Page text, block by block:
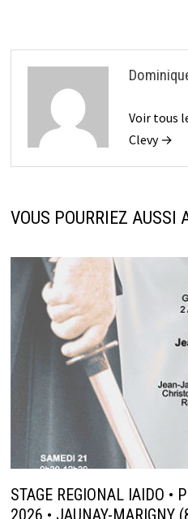
Voir tous
Clevy →
VOUS POURRIEZ AUSSI
STAGE REGIONAL IAIDO •
2026 • JAUNAY-MARIGNY